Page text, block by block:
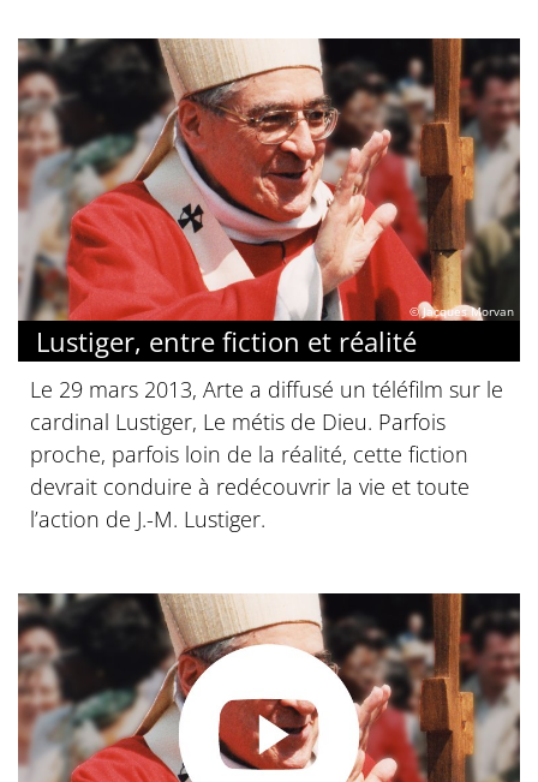
© Jacques Morvan
Lustiger, entre fiction et réalité
Le 29 mars 2013, Arte a diffusé un téléfilm sur le
cardinal Lustiger, Le métis de Dieu. Parfois
proche, parfois loin de la réalité, cette fiction
devrait conduire à redécouvrir la vie et toute
l’action de J.-M. Lustiger.